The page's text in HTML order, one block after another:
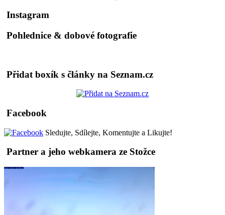
Instagram
Pohlednice & dobové fotografie
Přidat boxík s články na Seznam.cz
Facebook
Sledujte, Sdílejte, Komentujte a Likujte!
Partner a jeho webkamera ze Stožce